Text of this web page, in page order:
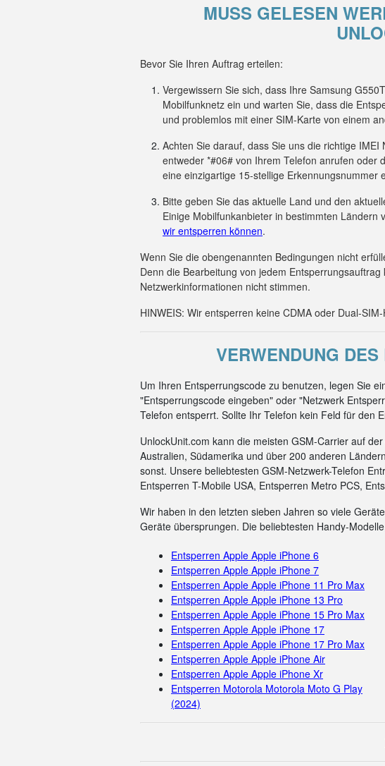
MUSS GELESEN
Bevor Sie Ihren Auftrag erteilen:
Vergewissern Sie sich, dass Ihre Samsung
Mobilfunknetz ein und warten Sie, dass die
und problemlos mit einer SIM-Karte von einem
Achten Sie darauf, dass Sie uns die richtige
entweder *#06# von Ihrem Telefon anrufen oder
eine einzigartige 15-stellige Erkennungsnummer
Bitte geben Sie das aktuelle Land und den
Einige Mobilfunkanbieter in bestimmten
wir entsperren können.
Wenn Sie die obengenannten Bedingungen nicht
Denn die Bearbeitung von jedem
Netzwerkinformationen nicht stimmen.
HINWEIS: Wir entsperren keine CDMA oder Dual-
VERWENDUNG
Um Ihren Entsperrungscode zu benutzen, legen Sie
"Entsperrungscode eingeben" oder "Netzwerk
Telefon entsperrt. Sollte Ihr Telefon kein Feld für den
UnlockUnit.com kann die meisten GSM-Carrier auf
Australien, Südamerika und über 200 anderen
sonst. Unsere beliebtesten GSM-Netzwerk-Telefon
Entsperren T-Mobile USA, Entsperren Metro PCS,
Wir haben in den letzten sieben Jahren so viele
Geräte übersprungen. Die beliebtesten Handy-
Entsperren Apple Apple iPhone 6
Entsperren Apple Apple iPhone 7
Entsperren Apple Apple iPhone 11 Pro Max
Entsperren Apple Apple iPhone 13 Pro
Entsperren Apple Apple iPhone 15 Pro Max
Entsperren Apple Apple iPhone 17
Entsperren Apple Apple iPhone 17 Pro Max
Entsperren Apple Apple iPhone Air
Entsperren Apple Apple iPhone Xr
Entsperren Motorola Motorola Moto G Play
(2024)